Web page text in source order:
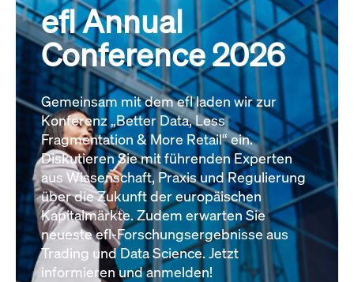
efl Annual
Conference 2026
Gemeinsam mit dem efl laden wir zur
Konferenz „Better Data, Less
Fragmentation & More Retail“ ein.
Diskutieren Sie mit führenden Experten
aus Wissenschaft, Praxis und Regulierung
über die Zukunft der europäischen
Kapitalmärkte. Zudem erwarten Sie
neueste efl-Forschungsergebnisse aus
Trading und Data Science. Jetzt
informieren und anmelden!